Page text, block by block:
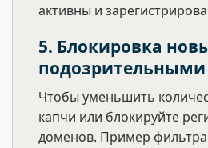
активны и
5. Блокировка
Чтобы уменьшить
капчи или блокируйте
доменов. Пример